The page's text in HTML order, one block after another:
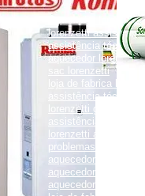
aquecedor lorenzetti
lorenzetti assistência
assistência técnica
aquecedor lorenzetti
sac lorenzetti
loja de fabrica
assistência técnica
lorenzetti garantia
assistência técnica
lorenzetti assistência
problemas com
aquecedor lorenzetti
aquecedor a gás
aquecedor a gás